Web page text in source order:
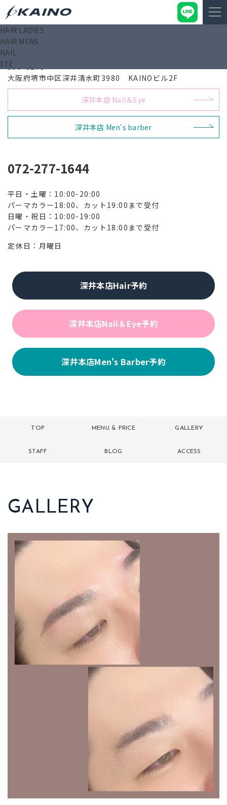
HAIR LADIES
HAIR MENS
NAIL
EYE
深井本店 Hair
599-8273
大阪府堺市中区深井清水町3980 KAINOビル2F
深井本店 Nail＆Eye
深井本店 Men's barber
072-277-1644
平日・土曜：10:00-20:00
パーマカラー18:00、カット19:00まで受付
日曜・祝日：10:00-19:00
パーマカラー17:00、カット18:00まで受付
定休日：月曜日
深井本店Hair予約
深井本店Nail＆Eye予約
深井本店Men's Barber予約
TOP
トップ
MENU & PRICE
メニュー
GALLERY
ギャラリー
STAFF BLOG ACCESS
GALLERY